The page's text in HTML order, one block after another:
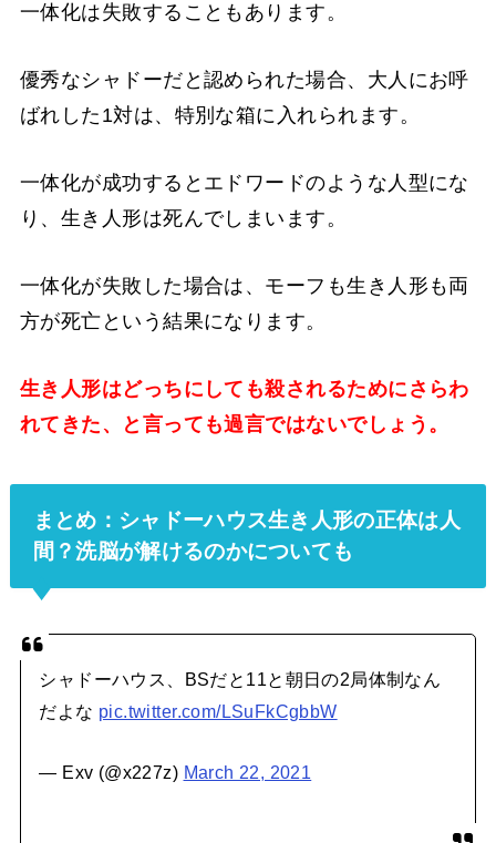
一体化は失敗することもあります。
優秀なシャドーだと認められた場合、大人にお呼
ばれした1対は、特別な箱に入れられます。
一体化が成功するとエドワードのような人型にな
り、生き人形は死んでしまいます。
一体化が失敗した場合は、モーフも生き人形も両
方が死亡という結果になります。
生き人形はどっちにしても殺されるためにさらわ
れてきた、と言っても過言ではないでしょう。
まとめ：シャドーハウス生き人形の正体は人
間？洗脳が解けるのかについても
シャドーハウス、BSだと11と朝日の2局体制なん
だよな pic.twitter.com/LSuFkCgbbW
— Exv (@x227z) March 22, 2021